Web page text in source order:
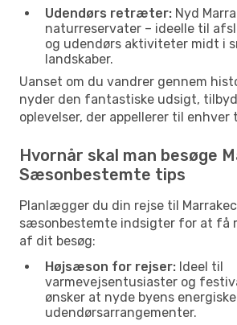
Udendørs retræter: Nyd
naturreservater – ideelle til
og udendørs aktiviteter midt i
landskaber.
Uanset om du vandrer gennem
nyder den fantastiske udsigt,
oplevelser, der appellerer til enhver
Hvornår skal man besøge
Sæsonbestemte tips
Planlægger du din rejse til
sæsonbestemte indsigter for at få
af dit besøg:
Højsæson for rejser: Ideel til
varmevejsentusiaster og
ønsker at nyde byens
udendørsarrangementer.